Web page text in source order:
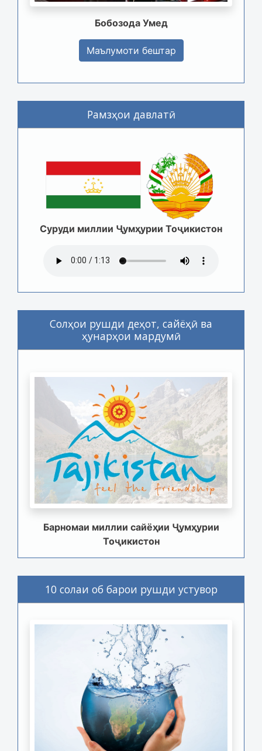
Бобозода Умед
Маълумоти бештар
Рамзҳои давлатӣ
Суруди миллии Ҷумҳурии Тоҷикистон
Солҳои рушди деҳот, сайёҳӣ ва
ҳунарҳои мардумӣ
Барномаи миллии сайёҳии Ҷумҳурии
Тоҷикистон
10 солаи об барои рушди устувор